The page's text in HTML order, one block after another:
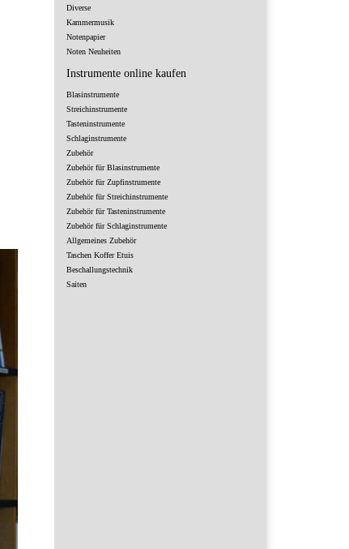
Diverse
Kammermusik
Notenpapier
Noten Neuheiten
Instrumente online kaufen
Blasinstrumente
Streichinstrumente
Tasteninstrumente
Schlaginstrumente
Zubehör
Zubehör für Blasinstrumente
Zubehör für Zupfinstrumente
Zubehör für Streichinstrumente
Zubehör für Tasteninstrumente
Zubehör für Schlaginstrumente
Allgemeines Zubehör
Taschen Koffer Etuis
Beschallungstechnik
Saiten